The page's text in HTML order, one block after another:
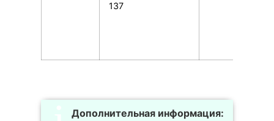
137
Дополнительная информация: